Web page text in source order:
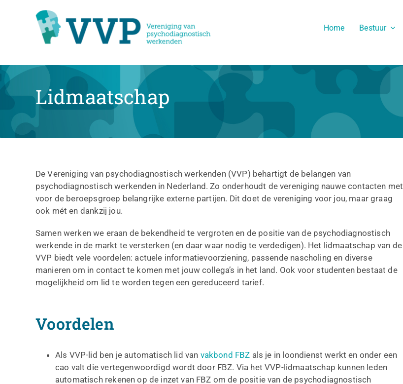
Home Bestuur
Lidmaatschap
De Vereniging van psychodiagnostisch werkenden (VVP) behartigt de belangen van
psychodiagnostisch werkenden in Nederland. Zo onderhoudt de vereniging nauwe contacten met
voor de beroepsgroep belangrijke externe partijen. Dit doet de vereniging voor jou, maar graag
ook mét en dankzij jou.
Samen werken we eraan de bekendheid te vergroten en de positie van de psychodiagnostisch
werkende in de markt te versterken (en daar waar nodig te verdedigen). Het lidmaatschap van de
VVP biedt vele voordelen: actuele informatievoorziening, passende nascholing en diverse
manieren om in contact te komen met jouw collega’s in het land. Ook voor studenten bestaat de
mogelijkheid om lid te worden tegen een gereduceerd tarief.
Voordelen
Als VVP-lid ben je automatisch lid van vakbond FBZ als je in loondienst werkt en onder een
cao valt die vertegenwoordigd wordt door FBZ. Via het VVP-lidmaatschap kunnen leden
automatisch rekenen op de inzet van FBZ om de positie van de psychodiagnostisch